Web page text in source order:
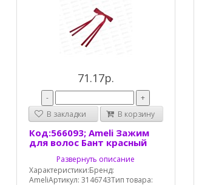
71.17р.
-
+
В закладки
В корзину
Код:566093; Ameli Зажим
для волос Бант красный
Развернуть описание
Характеристики:Бренд:
AmeliАртикул: 3146743Тип товара: